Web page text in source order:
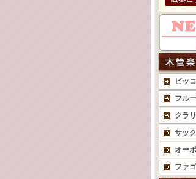
ピッ
フル
クラ
サッ
オー
ファ